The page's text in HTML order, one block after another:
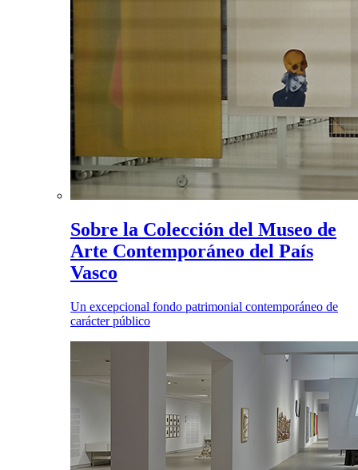
Sobre la Colección del Museo de
Arte Contemporáneo del País
Vasco
Un excepcional fondo patrimonial contemporáneo de
carácter público